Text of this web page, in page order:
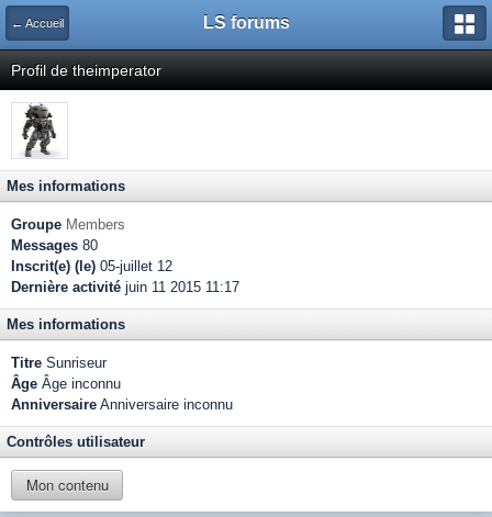
← Accueil LS forums
Profil de theimperator
Mes informations
Groupe Members
Messages 80
Inscrit(e) (le) 05-juillet 12
Dernière activité juin 11 2015 11:17
Mes informations
Titre Sunriseur
Âge Âge inconnu
Anniversaire Anniversaire inconnu
Contrôles utilisateur
Mon contenu